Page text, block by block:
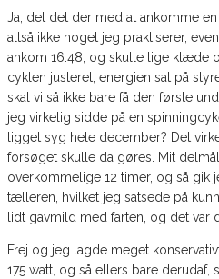
Ja, det det der med at ankomme
altså ikke noget jeg praktiserer,
ankom 16:48, og skulle lige klæde
cyklen justeret, energien sat på
skal vi så ikke bare få den første
jeg virkelig sidde på en
ligget syg hele december? Det
forsøget skulle da gøres. Mit
overkommelige 12 timer, og så gik
tælleren, hvilket jeg satsede på
lidt gavmild med farten, og det var
Frej og jeg lagde meget
175 watt, og så ellers bare derudaf,